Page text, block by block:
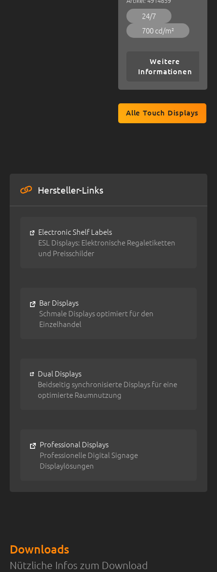
24/7
700 cd/m²
Weitere
Informationen
Alle Touch Displays
Hersteller-Links
Electronic Shelf Labels
ESL Displays: Elektronische Regaletiketten
und Preisschilder
Bar Displays
Schmale Displays optimiert für den
Einzelhandel
Dual Displays
Beidseitig synchronisierte Displays für eine
optimierte Raumnutzung
Professional Displays
Professionelle Digital Signage
Displaylösungen
Downloads
Nützliche Infos zum Download